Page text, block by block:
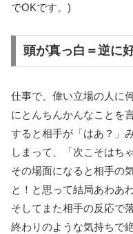
でOKです。)
頭が真っ白＝逆に
仕事で、偉い立場の人に
にとんちんかんなことを
すると相手が「はあ？」
しまって、「次こそはち
その場面になると相手の
と！と思って結局あわあ
そしてまた相手の反応で
終わりのような気持ちで